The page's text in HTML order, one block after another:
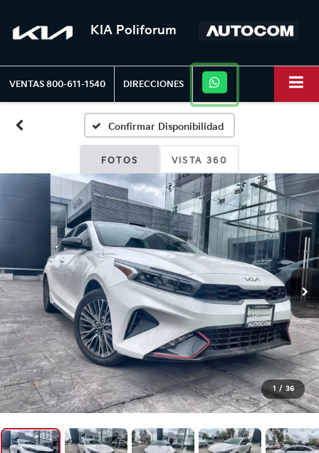
KIA Poliforum
VENTAS 800-611-1540 DIRECCIONES
Confirmar Disponibilidad
FOTOS VISTA 360
1 / 36